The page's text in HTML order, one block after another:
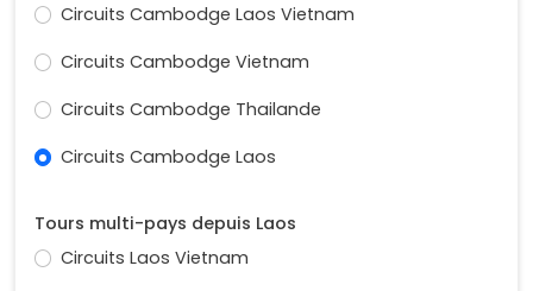
Circuits Cambodge Laos Vietnam
Circuits Cambodge Vietnam
Circuits Cambodge Thailande
Circuits Cambodge Laos
Tours multi-pays depuis Laos
Circuits Laos Vietnam